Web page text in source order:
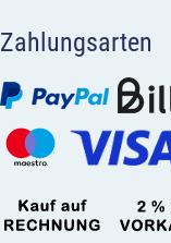
Zahlungsarten